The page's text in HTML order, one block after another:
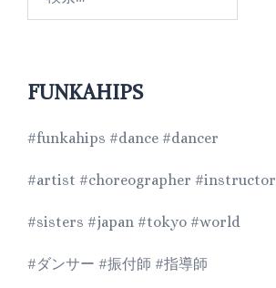
FUNKAHIPS
#funkahips #dance #dancer
#artist #choreographer #instructor
#sisters #japan #tokyo #world
#ダンサー #振付師 #指導師